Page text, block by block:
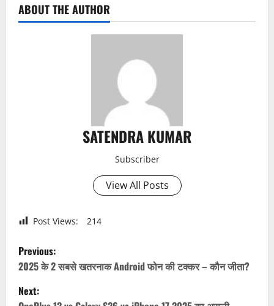
ABOUT THE AUTHOR
SATENDRA KUMAR
Subscriber
View All Posts
Post Views: 214
P
o
s
Previous:
2025 के 2 सबसे खतरनाक Android फोन की टक्कर – कौन जीता?
Next: